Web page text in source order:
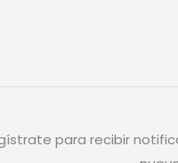
para recibir